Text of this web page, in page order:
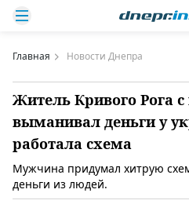
Главная Новости Днепра
Житель Кривого Рога
выманивал деньги у
работала схема
Мужчина придумал хитрую
деньги из людей.